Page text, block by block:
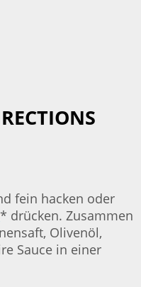
fein hacken oder
* drücken. Zusammen
Olivenöl,
Sauce in einer